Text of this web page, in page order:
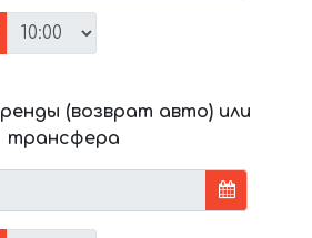
(возврат авто) или
трансфера